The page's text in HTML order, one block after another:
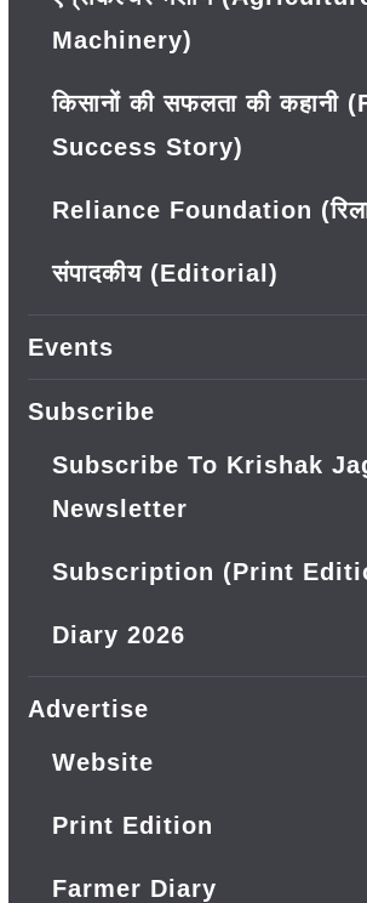
Machinery)
किसानों की सफलता की कहानी
Success Story)
Reliance Foundation
संपादकीय (Editorial)
Events
Subscribe
Subscribe To Krishak
Newsletter
Subscription (Print
Diary 2026
Advertise
Website
Print Edition
Farmer Diary